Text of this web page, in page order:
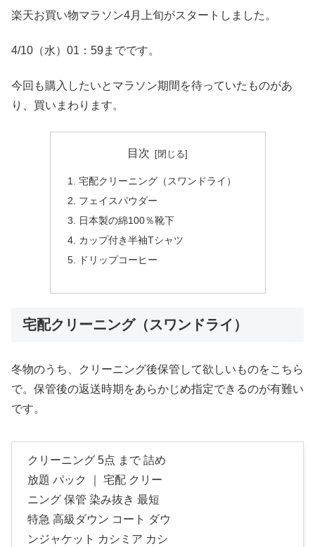
楽天お買い物マラソン4月上旬がスタートしました。
4/10（水）01：59までです。
今回も購入したいとマラソン期間を待っていたものがあ
り、買いまわります。
目次
宅配クリーニング（スワンドライ）
フェイスパウダー
日本製の綿100％靴下
カップ付き半袖Tシャツ
ドリップコーヒー
宅配クリーニング（スワンドライ）
冬物のうち、クリーニング後保管して欲しいものをこちら
で。保管後の返送時期をあらかじめ指定できるのが有難い
です。
クリーニング 5点 まで 詰め
放題 パック ｜ 宅配 クリー
ニング 保管 染み抜き 最短
特急 高級ダウン コート ダウ
ンジャケット カシミア カシ